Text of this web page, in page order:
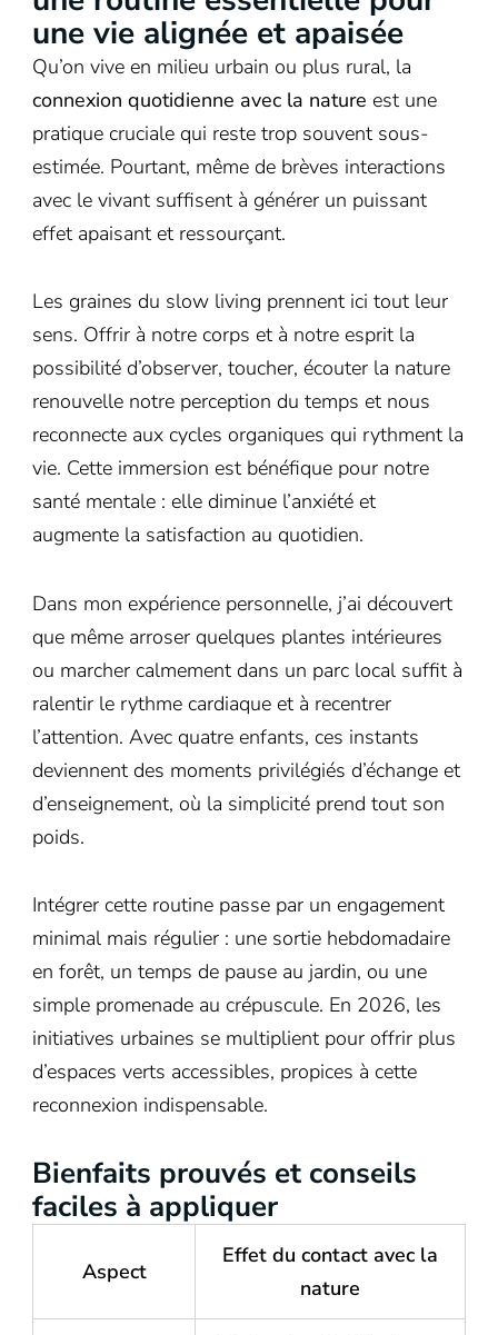
une vie alignée et apaisée
Qu’on vive en milieu urbain ou plus rural, la
connexion quotidienne avec la nature est une
pratique cruciale qui reste trop souvent sous-
estimée. Pourtant, même de brèves interactions
avec le vivant suffisent à générer un puissant
effet apaisant et ressourçant.
Les graines du slow living prennent ici tout leur
sens. Offrir à notre corps et à notre esprit la
possibilité d’observer, toucher, écouter la nature
renouvelle notre perception du temps et nous
reconnecte aux cycles organiques qui rythment la
vie. Cette immersion est bénéfique pour notre
santé mentale : elle diminue l’anxiété et
augmente la satisfaction au quotidien.
Dans mon expérience personnelle, j’ai découvert
que même arroser quelques plantes intérieures
ou marcher calmement dans un parc local suffit à
ralentir le rythme cardiaque et à recentrer
l’attention. Avec quatre enfants, ces instants
deviennent des moments privilégiés d’échange et
d’enseignement, où la simplicité prend tout son
poids.
Intégrer cette routine passe par un engagement
minimal mais régulier : une sortie hebdomadaire
en forêt, un temps de pause au jardin, ou une
simple promenade au crépuscule. En 2026, les
initiatives urbaines se multiplient pour offrir plus
d’espaces verts accessibles, propices à cette
reconnexion indispensable.
Bienfaits prouvés et conseils
faciles à appliquer
Aspect
Effet du contact avec la
nature